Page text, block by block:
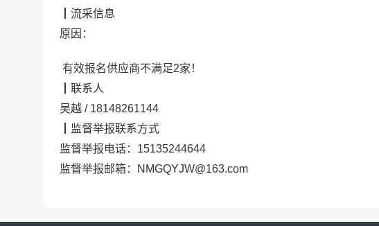
流采信息
原因：
有效报名供应商不满足2家！
联系人
吴越 / 18148261144
监督举报联系方式
监督举报电话： 15135244644
监督举报邮箱：
NMGQYJW@163.com